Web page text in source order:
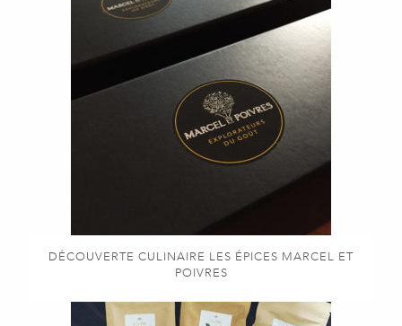
DÉCOUVERTE CULINAIRE LES ÉPICES MARCEL ET
POIVRES